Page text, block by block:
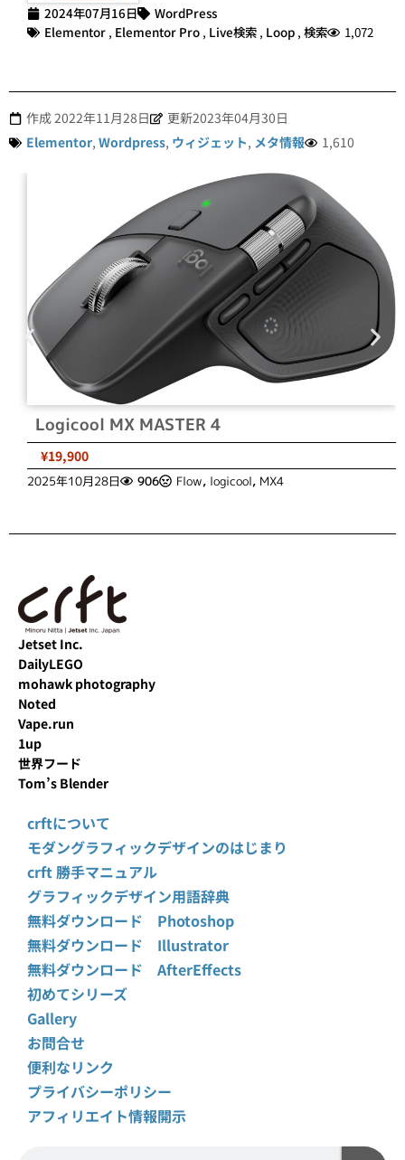
2024年07月16日
WordPress
Elementor , Elementor Pro , Live検索 , Loop , 検索 1,072
作成2022年11月28日
更新2023年04月30日
Elementor, Wordpress, ウィジェット, メタ情報 1,610
Logicool MX MASTER 4
¥19,900
2025年10月28日 906 Flow, logicool, MX4
Jetset Inc.
DailyLEGO
mohawk photography
Noted
Vape.run
1up
世界フード
Tom’s Blender
crftについて
モダングラフィックデザインのはじまり
crft 勝手マニュアル
グラフィックデザイン用語辞典
無料ダウンロード Photoshop
無料ダウンロード Illustrator
無料ダウンロード AfterEffects
初めてシリーズ
Gallery
お問合せ
便利なリンク
プライバシーポリシー
アフィリエイト情報開示